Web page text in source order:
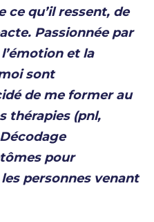
ce qu’il ressent, de
Passionnée par
et la
sont
de me former au
thérapies (pnl,
pour
personnes venant